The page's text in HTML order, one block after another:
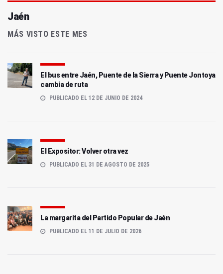
Jaén
MÁS VISTO ESTE MES
El bus entre Jaén, Puente de la Sierra y Puente Jontoya
cambia de ruta
PUBLICADO EL 12 DE JUNIO DE 2024
El Expositor: Volver otra vez
PUBLICADO EL 31 DE AGOSTO DE 2025
La margarita del Partido Popular de Jaén
PUBLICADO EL 11 DE JULIO DE 2026